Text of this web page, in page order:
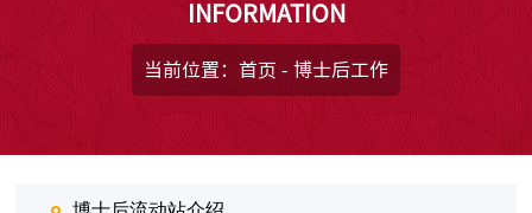
INFORMATION
当前位置： 首页 - 博士后工作